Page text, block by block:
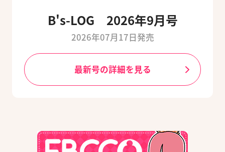
B's-LOG 2026年9月号
2026年07月17日発売
最新号の詳細を見る